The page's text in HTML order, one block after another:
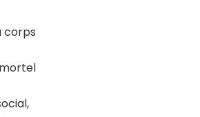
corps